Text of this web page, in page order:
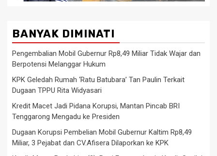
BANYAK DIMINATI
Pengembalian Mobil Gubernur Rp8,49 Miliar Tidak Wajar dan
Berpotensi Melanggar Hukum
KPK Geledah Rumah ‘Ratu Batubara’ Tan Paulin Terkait
Dugaan TPPU Rita Widyasari
Kredit Macet Jadi Pidana Korupsi, Mantan Pincab BRI
Tenggarong Mengadu ke Presiden
Dugaan Korupsi Pembelian Mobil Gubernur Kaltim Rp8,49
Miliar, 3 Pejabat dan CV.Afisera Dilaporkan ke KPK